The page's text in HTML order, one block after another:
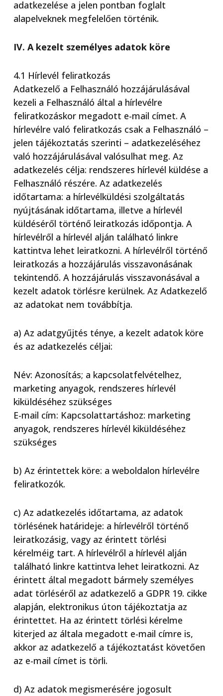
adatkezelése a jelen pontban foglalt
alapelveknek megfelelően történik.
IV. A kezelt személyes adatok köre
4.1 Hírlevél feliratkozás
Adatkezelő a Felhasználó hozzájárulásával
kezeli a Felhasználó által a hírlevélre
feliratkozáskor megadott e-mail címet. A
hírlevélre való feliratkozás csak a Felhasználó –
jelen tájékoztatás szerinti – adatkezeléséhez
való hozzájárulásával valósulhat meg. Az
adatkezelés célja: rendszeres hírlevél küldése a
Felhasználó részére. Az adatkezelés
időtartama: a hírlevélküldési szolgáltatás
nyújtásának időtartama, illetve a hírlevél
küldéséről történő leiratkozás időpontja. A
hírlevélről a hírlevél alján található linkre
kattintva lehet leiratkozni. A hírlevélről történő
leiratkozás a hozzájárulás visszavonásának
tekintendő. A hozzájárulás visszavonásával a
kezelt adatok törlésre kerülnek. Az Adatkezelő
az adatokat nem továbbítja.
a) Az adatgyűjtés ténye, a kezelt adatok köre
és az adatkezelés céljai:
Név: Azonosítás; a kapcsolatfelvételhez,
marketing anyagok, rendszeres hírlevél
kiküldéséhez szükséges
E-mail cím: Kapcsolattartáshoz: marketing
anyagok, rendszeres hírlevél kiküldéséhez
szükséges
b) Az érintettek köre: a weboldalon hírlevélre
feliratkozók.
c) Az adatkezelés időtartama, az adatok
törlésének határideje: a hírlevélről történő
leiratkozásig, vagy az érintett törlési
kérelméig tart. A hírlevélről a hírlevél alján
található linkre kattintva lehet leiratkozni. Az
érintett által megadott bármely személyes
adat törléséről az adatkezelő a GDPR 19. cikke
alapján, elektronikus úton tájékoztatja az
érintettet. Ha az érintett törlési kérelme
kiterjed az általa megadott e-mail címre is,
akkor az adatkezelő a tájékoztatást követően
az e-mail címet is törli.
d) Az adatok megismerésére jogosult